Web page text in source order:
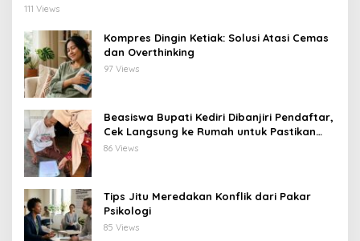
111 Views
Kompres Dingin Ketiak: Solusi Atasi Cemas
dan Overthinking
97 Views
Beasiswa Bupati Kediri Dibanjiri Pendaftar,
Cek Langsung ke Rumah untuk Pastikan
Tepat Sasaran
86 Views
Tips Jitu Meredakan Konflik dari Pakar
Psikologi
85 Views